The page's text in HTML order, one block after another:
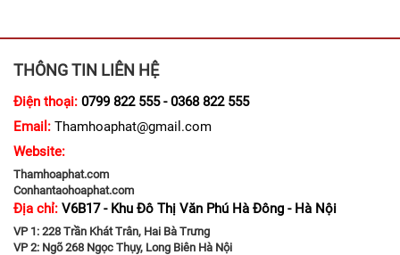
THÔNG TIN LIÊN HỆ
Điện thoại: 0799 822 555 - 0368 822 555
Email: Thamhoaphat@gmail.com
Website:
Thamhoaphat.com
Conhantaohoaphat.com
Địa chỉ: V6B17 - Khu Đô Thị Văn Phú Hà Đông - Hà Nội
VP 1: 228 Trần Khát Trân, Hai Bà Trưng
VP 2: Ngõ 268 Ngọc Thụy, Long Biên Hà Nội